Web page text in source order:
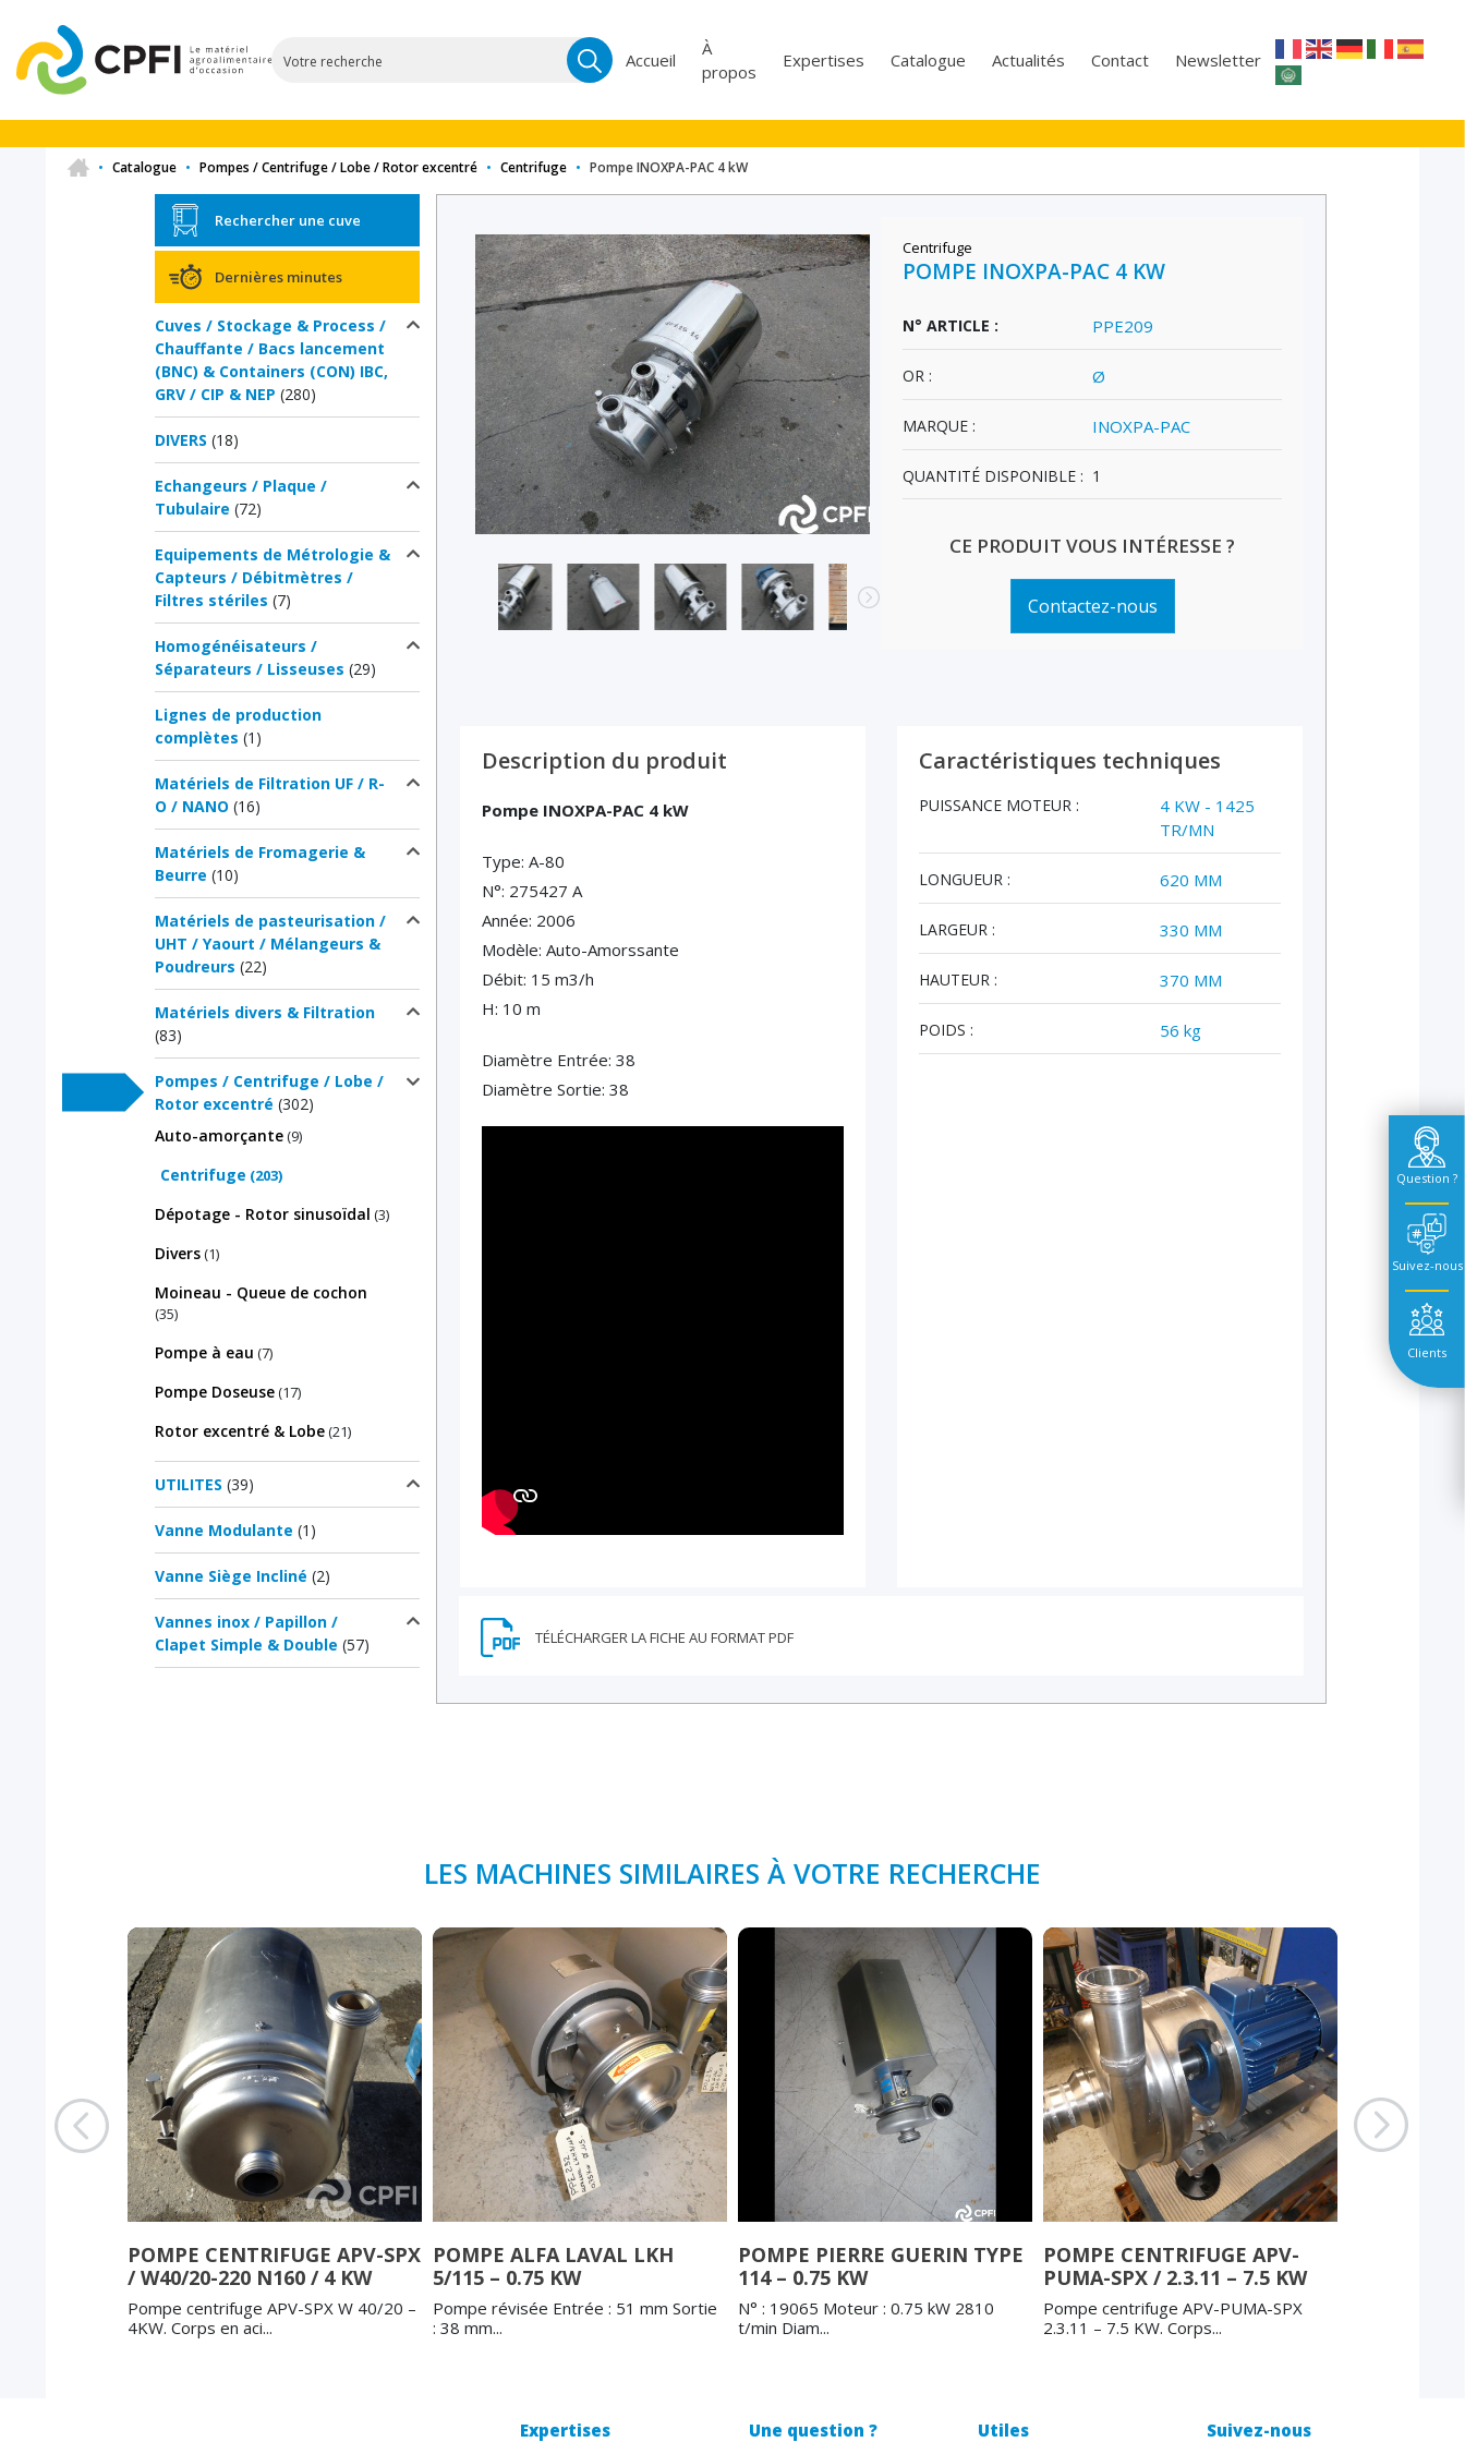
Recherche
pour :
Accueil
À
propos
Expertises Catalogue Actualités Contact Newsletter
Question ?
Suivez-nous
Clients
• Catalogue • Pompes / Centrifuge / Lobe / Rotor excentré • Centrifuge • Pompe INOXPA-PAC 4 kW
Rechercher une cuve
Dernières minutes
Cuves / Stockage & Process /
Chauffante / Bacs lancement
(BNC) & Containers (CON) IBC,
GRV / CIP & NEP (280)
DIVERS (18)
Echangeurs / Plaque /
Tubulaire (72)
Equipements de Métrologie &
Capteurs / Débitmètres /
Filtres stériles (7)
Homogénéisateurs /
Séparateurs / Lisseuses (29)
Lignes de production
complètes (1)
Matériels de Filtration UF / R-
O / NANO (16)
Matériels de Fromagerie &
Beurre (10)
Matériels de pasteurisation /
UHT / Yaourt / Mélangeurs &
Poudreurs (22)
Matériels divers & Filtration
(83)
Pompes / Centrifuge / Lobe /
Rotor excentré (302)
Auto-amorçante(9)
Centrifuge (203)
Dépotage - Rotor sinusoïdal (3)
Divers(1)
Moineau - Queue de cochon
(35)
Pompe à eau (7)
Pompe Doseuse(17)
Rotor excentré & Lobe(21)
UTILITES (39)
Vanne Modulante (1)
Vanne Siège Incliné (2)
Vannes inox / Papillon /
Clapet Simple & Double (57)
Centrifuge
POMPE INOXPA-PAC 4 KW
N° ARTICLE : PPE209
OR : Ø
MARQUE : INOXPA-PAC
QUANTITÉ DISPONIBLE : 1
CE PRODUIT VOUS INTÉRESSE ?
Contactez-nous
Description du produit
Pompe INOXPA-PAC 4 kW
Type: A-80
N°: 275427 A
Année: 2006
Modèle: Auto-Amorssante
Débit: 15 m3/h
H: 10 m
Diamètre Entrée: 38
Diamètre Sortie: 38
Caractéristiques techniques
PUISSANCE MOTEUR :
4 KW - 1425
TR/MN
LONGUEUR : 620 MM
LARGEUR : 330 MM
HAUTEUR : 370 MM
POIDS : 56 kg
LES MACHINES SIMILAIRES À VOTRE RECHERCHE
POMPE CENTRIFUGE APV-SPX
/ W40/20-220 N160 / 4 KW
Pompe centrifuge APV-SPX W 40/20 –
4KW. Corps en aci...
POMPE ALFA LAVAL LKH
5/115 – 0.75 KW
Pompe révisée Entrée : 51 mm Sortie
: 38 mm...
POMPE PIERRE GUERIN TYPE
114 – 0.75 KW
N° : 19065 Moteur : 0.75 kW 2810
t/min Diam...
POMPE CENTRIFUGE APV-
PUMA-SPX / 2.3.11 – 7.5 KW
Pompe centrifuge APV-PUMA-SPX
2.3.11 – 7.5 KW. Corps...
Expertises Une question ? Utiles Suivez-nous